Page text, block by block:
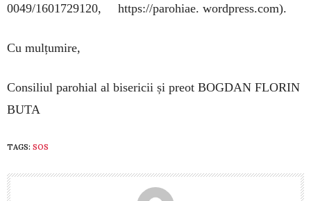
0049/1601729120, https://parohiae. wordpress.com).
Cu mulțumire,
Consiliul parohial al bisericii și preot BOGDAN FLORIN
BUTA
TAGS: SOS